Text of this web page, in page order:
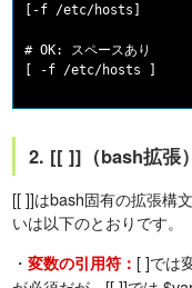
[-f /etc/hosts]
# OK: スペースあり
2. [[ ]]（bash拡張
[[ ]]はbash固有の拡張構
いは以下のとおりです。
・変数の引用符： [ ]では